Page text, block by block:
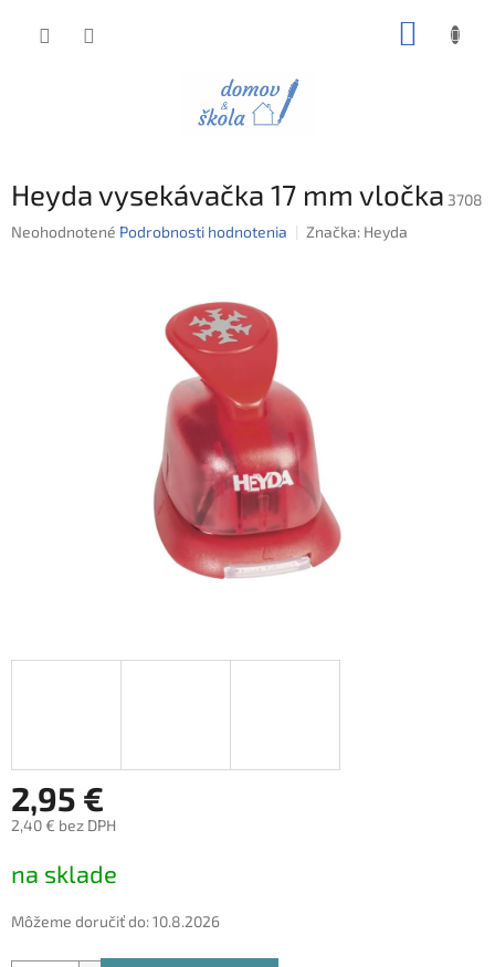
Heyda vysekávačka 17 mm vločka 3708
Priemerné
Neohodnotené Podrobnosti hodnotenia Značka: Heyda
2,95 €
2,40 € bez DPH
cena:
na sklade
Môžeme doručiť do:10.8.2026